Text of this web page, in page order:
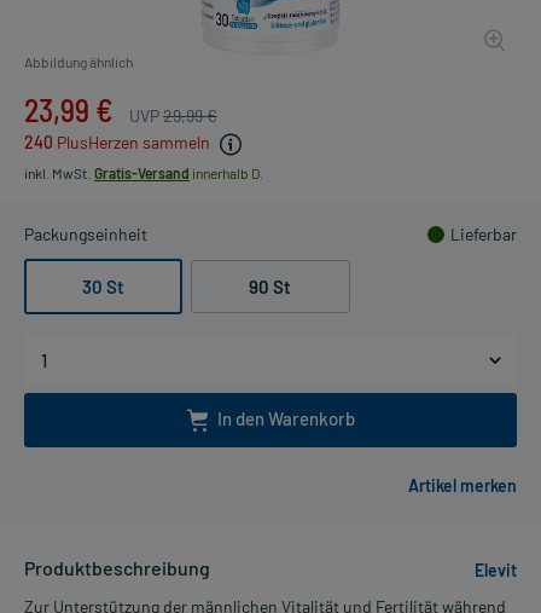
Abbildung ähnlich
23,99 € UVP29,99 €
240 PlusHerzen sammeln
inkl. MwSt. Gratis-Versand innerhalb D.
Packungseinheit Lieferbar
30 St 90 St
In den Warenkorb
Produktbeschreibung
Elevit
Zur Unterstützung der männlichen Vitalität und Fertilität während